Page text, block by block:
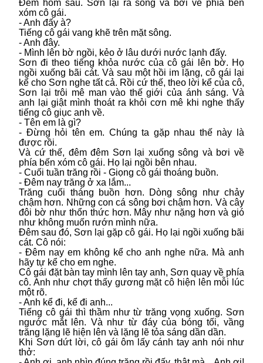
Đêm hôm sau. Sơn lại ra sông và bơi về phía bến
xóm cô gái.
- Anh đấy à?
Tiếng cô gái vang khẽ trên mặt sông.
- Anh đây.
- Mình lên bờ ngồi, kẻo ở lâu dưới nước lạnh đấy.
Sơn đi theo tiếng khỏa nước của cô gái lên bờ. Họ
ngồi xuống bãi cát. Và sau một hồi im lặng, cô gái lại
kể cho Sơn nghe tất cả. Rồi cứ thế, theo lời kể của cô,
Sơn lại trôi mê man vào thế giới của ánh sáng. Và
anh lại giật mình thoát ra khỏi cơn mê khi nghe thấy
tiếng cô giục anh về.
- Tên em là gì?
- Đừng hỏi tên em. Chúng ta gặp nhau thế này là
được rồi.
Và cứ thế, đêm đêm Sơn lại xuống sông và bơi về
phía bến xóm cô gái. Họ lại ngồi bên nhau.
- Cuối tuần trăng rồi - Giọng cô gái thoáng buồn.
- Đêm nay trăng ở xa lắm...
Trăng cuối tháng buồn hơn. Dòng sông như chảy
chậm hơn. Những con cá sông bơi chậm hơn. Và cây
đôi bờ như thổn thức hơn. Mây như nặng hơn và gió
như không muốn rướn mình nữa.
Đêm sau đó, Sơn lại gặp cô gái. Họ lại ngồi xuống bãi
cát. Cô nói:
- Đêm nay em không kể cho anh nghe nữa. Mà anh
hãy tự kể cho em nghe.
Cô gái đặt bàn tay mình lên tay anh, Sơn quay về phía
cô. Anh như chợt thấy gương mặt cô hiện lên mỗi lúc
một rõ.
- Anh kể đi, kể đi anh...
Tiếng cô gái thì thầm như từ trăng vọng xuống. Sơn
ngước mắt lên. Và như từ đáy của bóng tối, vầng
trăng lặng lẽ hiện lên và lặng lẽ tỏa sáng dần dần.
Khi Sơn dứt lời, cô gái ôm lấy cánh tay anh nói như
thở: